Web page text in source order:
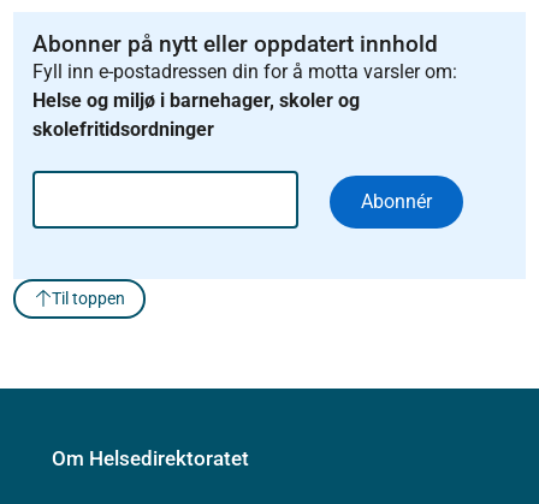
Abonner på nytt eller oppdatert innhold
Fyll inn e-postadressen din for å motta varsler om:
Helse og miljø i barnehager, skoler og
skolefritidsordninger
Abonnér
Til toppen
Om Helsedirektoratet